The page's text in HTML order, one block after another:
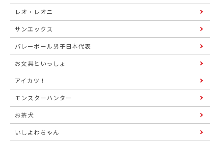
レオ・レオニ
サンエックス
バレーボール男子日本代表
お文具といっしょ
アイカツ！
モンスターハンター
お茶犬
いしよわちゃん